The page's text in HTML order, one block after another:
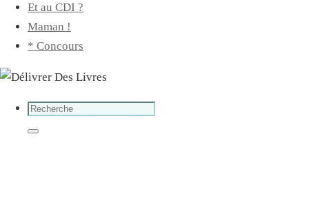
Et au CDI ?
Maman !
* Concours
Search
for:
Search